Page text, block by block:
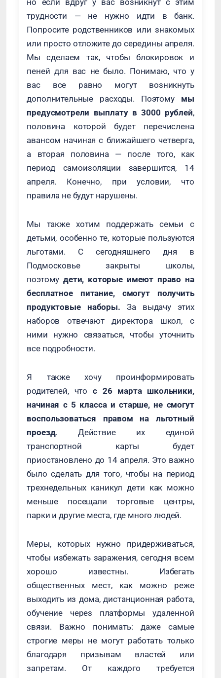
но если вдруг у вас возникнут с этим
трудности — не нужно идти в банк.
Попросите родственников или знакомых
или просто отложите до середины апреля.
Мы сделаем так, чтобы блокировок и
пеней для вас не было. Понимаю, что у
вас все равно могут возникнуть
дополнительные расходы. Поэтому мы
предусмотрели выплату в 3000 рублей,
половина которой будет перечислена
авансом начиная с ближайшего четверга,
а вторая половина — после того, как
период самоизоляции завершится, 14
апреля. Конечно, при условии, что
правила не будут нарушены.
Мы также хотим поддержать семьи с
детьми, особенно те, которые пользуются
льготами. С сегодняшнего дня в
Подмосковье закрыты школы,
поэтомудети, которые имеют право на
бесплатное питание, смогут получить
продуктовые наборы. За выдачу этих
наборов отвечают директора школ, с
ними нужно связаться, чтобы уточнить
все подробности.
Я также хочу проинформировать
родителей, что с 26 марта школьники,
начиная с 5 класса и старше, не смогут
воспользоваться правом на льготный
проезд. Действие их единой
транспортной карты будет
приостановлено до 14 апреля. Это важно
было сделать для того, чтобы на период
трехнедельных каникул дети как можно
меньше посещали торговые центры,
парки и другие места, где много людей.
Меры, которых нужно придерживаться,
чтобы избежать заражения, сегодня всем
хорошо известны. Избегать
общественных мест, как можно реже
выходить из дома, дистанционная работа,
обучение через платформы удаленной
связи. Важно понимать: даже самые
строгие меры не могут работать только
благодаря призывам властей или
запретам. От каждого требуется